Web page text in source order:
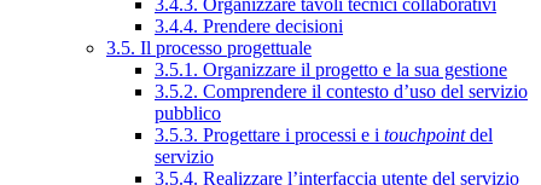
3.4.3. Organizzare tavoli tecnici collaborativi
3.4.4. Prendere decisioni
3.5. Il processo progettuale
3.5.1. Organizzare il progetto e la sua gestione
3.5.2. Comprendere il contesto d’uso del servizio
pubblico
3.5.3. Progettare i processi e i touchpointdel
servizio
3.5.4. Realizzare l’interfaccia utente del servizio